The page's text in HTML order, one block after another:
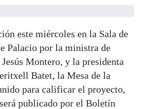
este miércoles en la Sala de
Palacio por la ministra de
Montero, y la presidenta
Batet, la Mesa de la
para calificar el proyecto,
publicado por el Boletín